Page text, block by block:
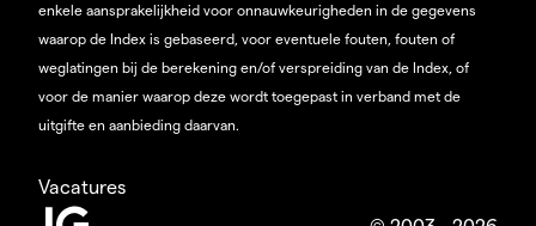
enkele aansprakelijkheid voor onnauwkeurigheden in de gegevens
waarop de Index is gebaseerd, voor eventuele fouten, fouten of
weglatingen bij de berekening en/of verspreiding van de Index, of
voor de manier waarop deze wordt toegepast in verband met de
uitgifte en aanbieding daarvan.
Vacatures